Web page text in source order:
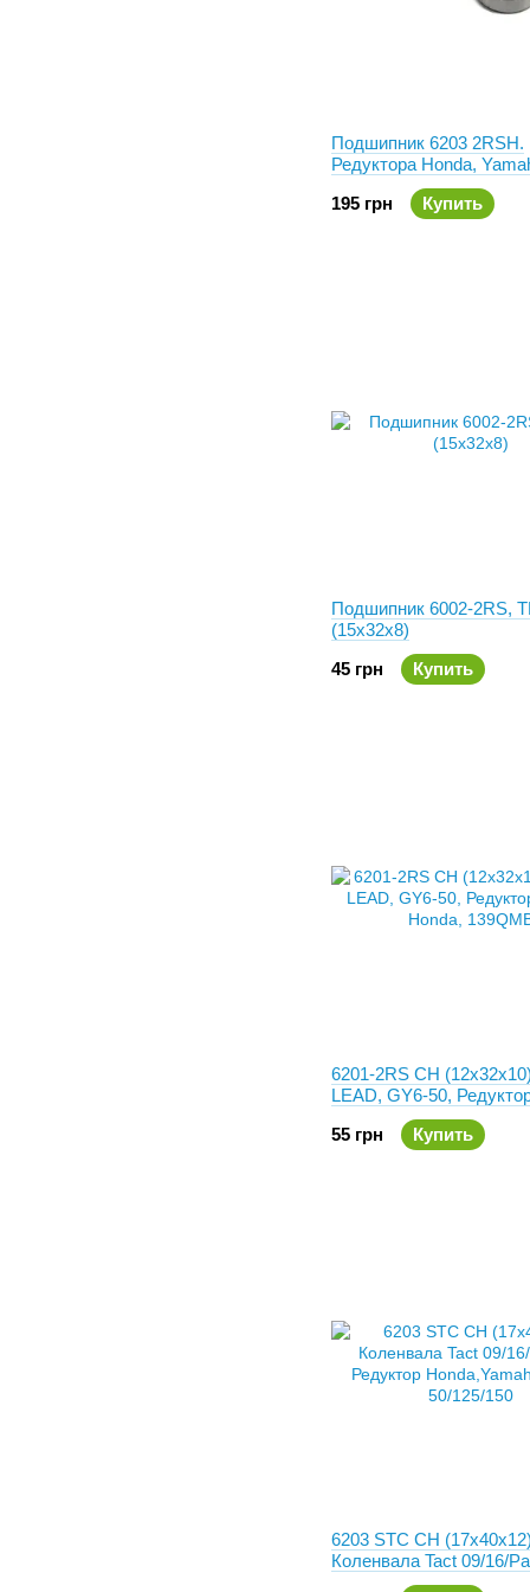
Подшипник 6203 2RSH.
Редуктора Honda,
Suzuki. SKF
195 грн
Купить
Подшипник 6002-2RS,
(15x32x8)
45 грн
Купить
6201-2RS CH
LEAD, GY6-50,
Honda, 139QMB
55 грн
Купить
6203 STC CH (17x40x12)
Коленвала Tact 09/16/
Редуктор